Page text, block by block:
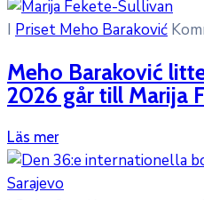
I Priset Meho Baraković
Meho Baraković
2026 går till Marija
Läs mer